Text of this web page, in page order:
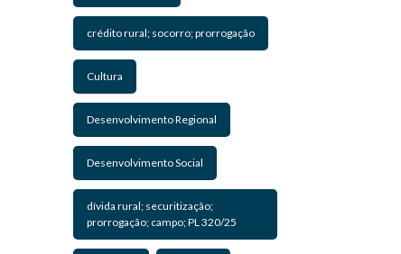
crédito rural; socorro; prorrogação
Cultura
Desenvolvimento Regional
Desenvolvimento Social
dívida rural; securitização;
prorrogação; campo; PL 320/25